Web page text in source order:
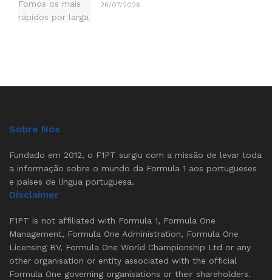
26/07/2026
Sobre Nós
Fundado em 2012, o F1PT surgiu com a missão de levar toda
a informação sobre o mundo da Formula 1 aos portugueses
e países de língua portuguesa.
Disclaimer
F1PT is not affiliated with Formula 1, Formula One
Management, Formula One Administration, Formula One
Licensing BV, Formula One World Championship Ltd or any
other organisation or entity associated with the official
Formula One governing organisations or their shareholders.